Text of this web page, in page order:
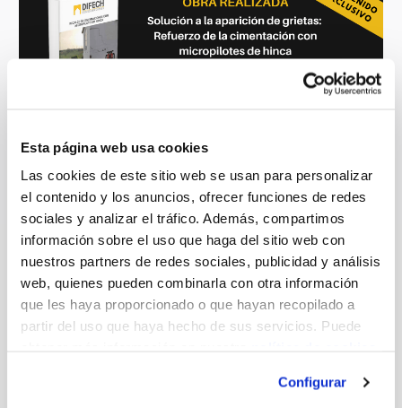
Esta página web usa cookies
Las cookies de este sitio web se usan para personalizar
el contenido y los anuncios, ofrecer funciones de redes
sociales y analizar el tráfico. Además, compartimos
información sobre el uso que haga del sitio web con
nuestros partners de redes sociales, publicidad y análisis
web, quienes pueden combinarla con otra información
que les haya proporcionado o que hayan recopilado a
partir del uso que haya hecho de sus servicios. Puede
Configurar
DejarUN COMENTARIO